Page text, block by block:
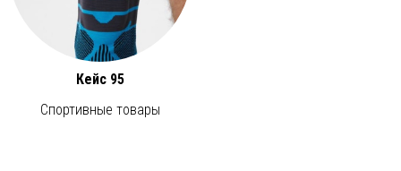
Кейс 95
Спортивные товары